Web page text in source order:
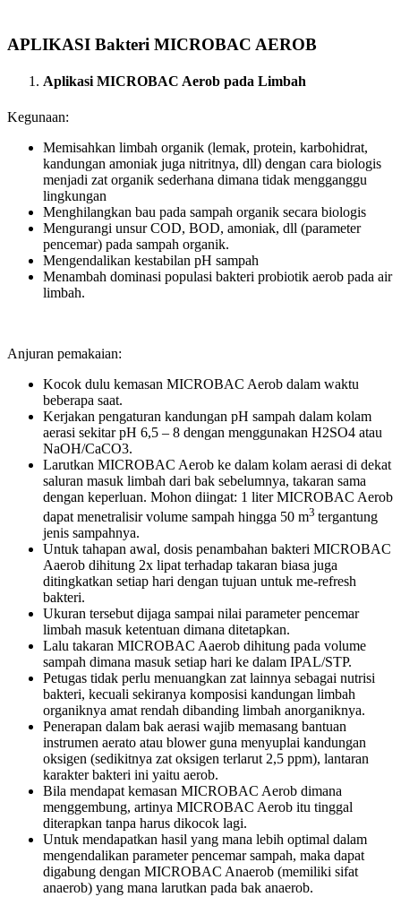
APLIKASI Bakteri MICROBAC AEROB
Aplikasi MICROBAC Aerob pada Limbah
Kegunaan:
Memisahkan limbah organik (lemak, protein, karbohidrat,
kandungan amoniak juga nitritnya, dll) dengan cara biologis
menjadi zat organik sederhana dimana tidak mengganggu
lingkungan
Menghilangkan bau pada sampah organik secara biologis
Mengurangi unsur COD, BOD, amoniak, dll (parameter
pencemar) pada sampah organik.
Mengendalikan kestabilan pH sampah
Menambah dominasi populasi bakteri probiotik aerob pada air
limbah.
Anjuran pemakaian:
Kocok dulu kemasan MICROBAC Aerob dalam waktu
beberapa saat.
Kerjakan pengaturan kandungan pH sampah dalam kolam
aerasi sekitar pH 6,5 – 8 dengan menggunakan H2SO4 atau
NaOH/CaCO3.
Larutkan MICROBAC Aerob ke dalam kolam aerasi di dekat
saluran masuk limbah dari bak sebelumnya, takaran sama
dengan keperluan. Mohon diingat: 1 liter MICROBAC Aerob
dapat menetralisir volume sampah hingga 50 m3 tergantung
jenis sampahnya.
Untuk tahapan awal, dosis penambahan bakteri MICROBAC
Aaerob dihitung 2x lipat terhadap takaran biasa juga
ditingkatkan setiap hari dengan tujuan untuk me-refresh
bakteri.
Ukuran tersebut dijaga sampai nilai parameter pencemar
limbah masuk ketentuan dimana ditetapkan.
Lalu takaran MICROBAC Aaerob dihitung pada volume
sampah dimana masuk setiap hari ke dalam IPAL/STP.
Petugas tidak perlu menuangkan zat lainnya sebagai nutrisi
bakteri, kecuali sekiranya komposisi kandungan limbah
organiknya amat rendah dibanding limbah anorganiknya.
Penerapan dalam bak aerasi wajib memasang bantuan
instrumen aerato atau blower guna menyuplai kandungan
oksigen (sedikitnya zat oksigen terlarut 2,5 ppm), lantaran
karakter bakteri ini yaitu aerob.
Bila mendapat kemasan MICROBAC Aerob dimana
menggembung, artinya MICROBAC Aerob itu tinggal
diterapkan tanpa harus dikocok lagi.
Untuk mendapatkan hasil yang mana lebih optimal dalam
mengendalikan parameter pencemar sampah, maka dapat
digabung dengan MICROBAC Anaerob (memiliki sifat
anaerob) yang mana larutkan pada bak anaerob.